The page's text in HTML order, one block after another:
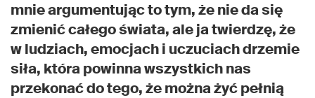
mnie argumentując to tym, że nie da się
zmienić całego świata, ale ja twierdzę, że
w ludziach, emocjach i uczuciach drzemie
siła, która powinna wszystkich nas
przekonać do tego, że można żyć pełnią